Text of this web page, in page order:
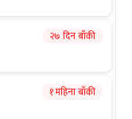
२७ दिन बाँकी
१ महिना बाँकी